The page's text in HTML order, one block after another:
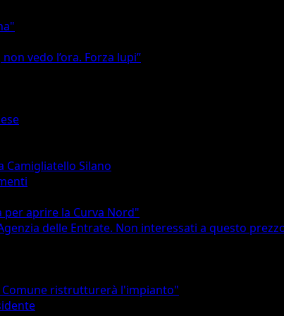
vedo l’ora. Forza lupi”
Camigliatello Silano
aprire la Curva Nord"
delle Entrate. Non interessati a questo
Comune ristrutturerà l'impianto"